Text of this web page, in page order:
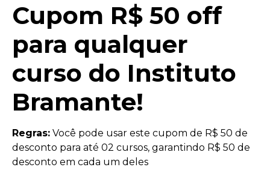
Cupom R$ 50 off
para qualquer
curso do Instituto
Bramante!
Regras: Você pode usar este cupom de R$ 50 de
desconto para até 02 cursos, garantindo R$ 50 de
desconto em cada um deles